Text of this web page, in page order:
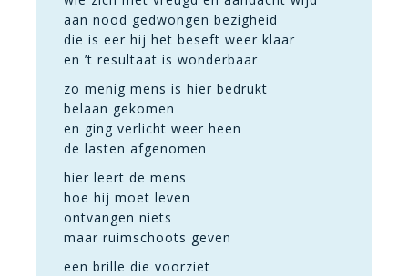
aan nood gedwongen bezigheid
die is eer hij het beseft weer klaar
en ’t resultaat is wonderbaar
zo menig mens is hier bedrukt
belaan gekomen
en ging verlicht weer heen
de lasten afgenomen
hier leert de mens
hoe hij moet leven
ontvangen niets
maar ruimschoots geven
een brille die voorziet